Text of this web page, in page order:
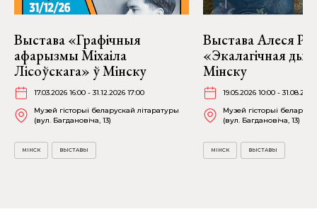
Выстава «Графічныя
афарызмы Міхаіла
Лісоўскага» ў Мінску
17.03.2026 16:00 - 31.12.2026 17:00
Музей гісторыі беларускай літаратуры
(вул. Багдановіча, 13)
МІНСК ВЫСТАВЫ
Выстава Алеся
«Экалагічная
Мінску
19.05.2026 10:00 -
Музей гісторыі
(вул. Багдановіча, 13)
МІНСК ВЫСТАВЫ